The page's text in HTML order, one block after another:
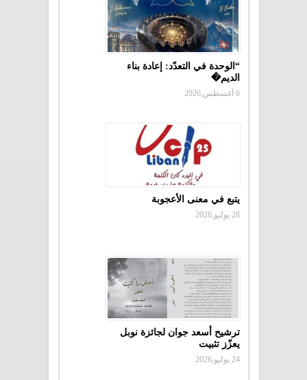
“الوحدة في التعدّد: إعادة بناء
الديم�
6 أغسطس,2026
يتبع في معنى الأعجوبة
28 يوليو,2026
ترشيح أسعد جوان لجائزة نوبل
يعزّز تثبيت
24 يوليو,2026